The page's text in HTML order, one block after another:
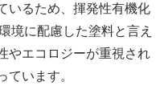
いるため、揮発性有機化
境に配慮した塗料と言え
やエコロジーが重視され
ています。